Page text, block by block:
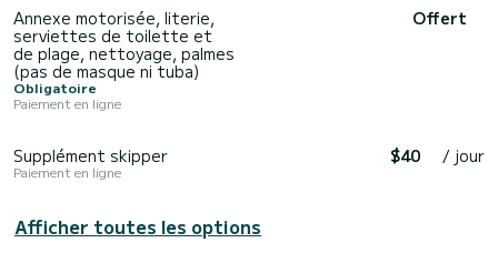
Annexe motorisée, literie,
serviettes de toilette et
de plage, nettoyage, palmes
(pas de masque ni tuba)
Obligatoire
Paiement en ligne
Offert
Supplément skipper
Paiement en ligne
$40 / jour
Afficher toutes les options